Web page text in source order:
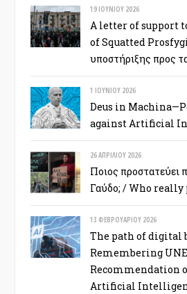
19 ΙΟΥΝΊΟΥ 2026
A letter of support
of Squatted
υποστήριξης προς
1 ΙΟΥΝΊΟΥ 2026
Deus in
against Artificial
26 ΑΠΡΙΛΊΟΥ 2026
Ποιος προστατεύει
Γαύδο; / Who really
13 ΦΕΒΡΟΥΑΡΊΟΥ 2026
The path of digital
Remembering
Recommendation
Artificial